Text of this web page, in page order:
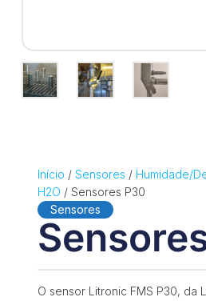
Início / Sensores / Humidade/
H2O / Sensores P30
Sensores
O sensor Litronic FMS P30, da